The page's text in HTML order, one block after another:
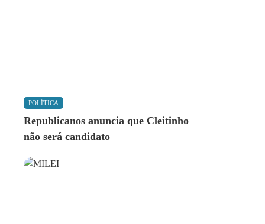
POLÍTICA
Republicanos anuncia que Cleitinho
não será candidato